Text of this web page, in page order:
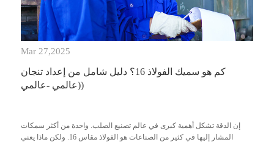
Mar 27,2025
كم هو سميك الفولاذ 16؟ دليل شامل من إعداد تنجان
(عالمي -عالمي)
إن الدقة تشكل أهمية كبرى في عالم تصنيع الصلب. واحدة من أكثر سمكات
المشار إليها في كثير من الصناعات هو الفولاذ مقاس 16. ولكن ماذا يعني